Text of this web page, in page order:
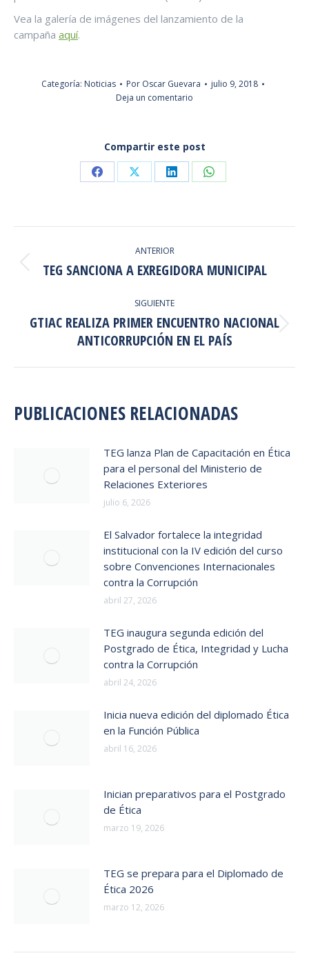
Vea la galería de imágenes del lanzamiento de la
campaña aquí.
Categoría: Noticias Por Oscar Guevara
julio 9, 2018
Deja un comentario
Compartir este post
Share
Facebook
Share
X
Share
LinkedIn
Share
WhatsApp
ENTRE
PUBLICACIONES
ANTERIOR
Publicación
TEG SANCIONA A EXREGIDORA MUNICIPAL
SIGUIENTE
Publicación
siguiente:
GTIAC REALIZA PRIMER ENCUENTRO NACIONAL
ANTICORRUPCIÓN EN EL PAÍS
PUBLICACIONES RELACIONADAS
TEG lanza Plan de Capacitación en Ética
para el personal del Ministerio de
Relaciones Exteriores
julio 6, 2026
El Salvador fortalece la integridad
institucional con la IV edición del curso
sobre Convenciones Internacionales
contra la Corrupción
abril 27, 2026
TEG inaugura segunda edición del
Postgrado de Ética, Integridad y Lucha
contra la Corrupción
abril 24, 2026
Inicia nueva edición del diplomado Ética
en la Función Pública
abril 16, 2026
Inician preparativos para el Postgrado
de Ética
marzo 19, 2026
TEG se prepara para el Diplomado de
Ética 2026
marzo 12, 2026